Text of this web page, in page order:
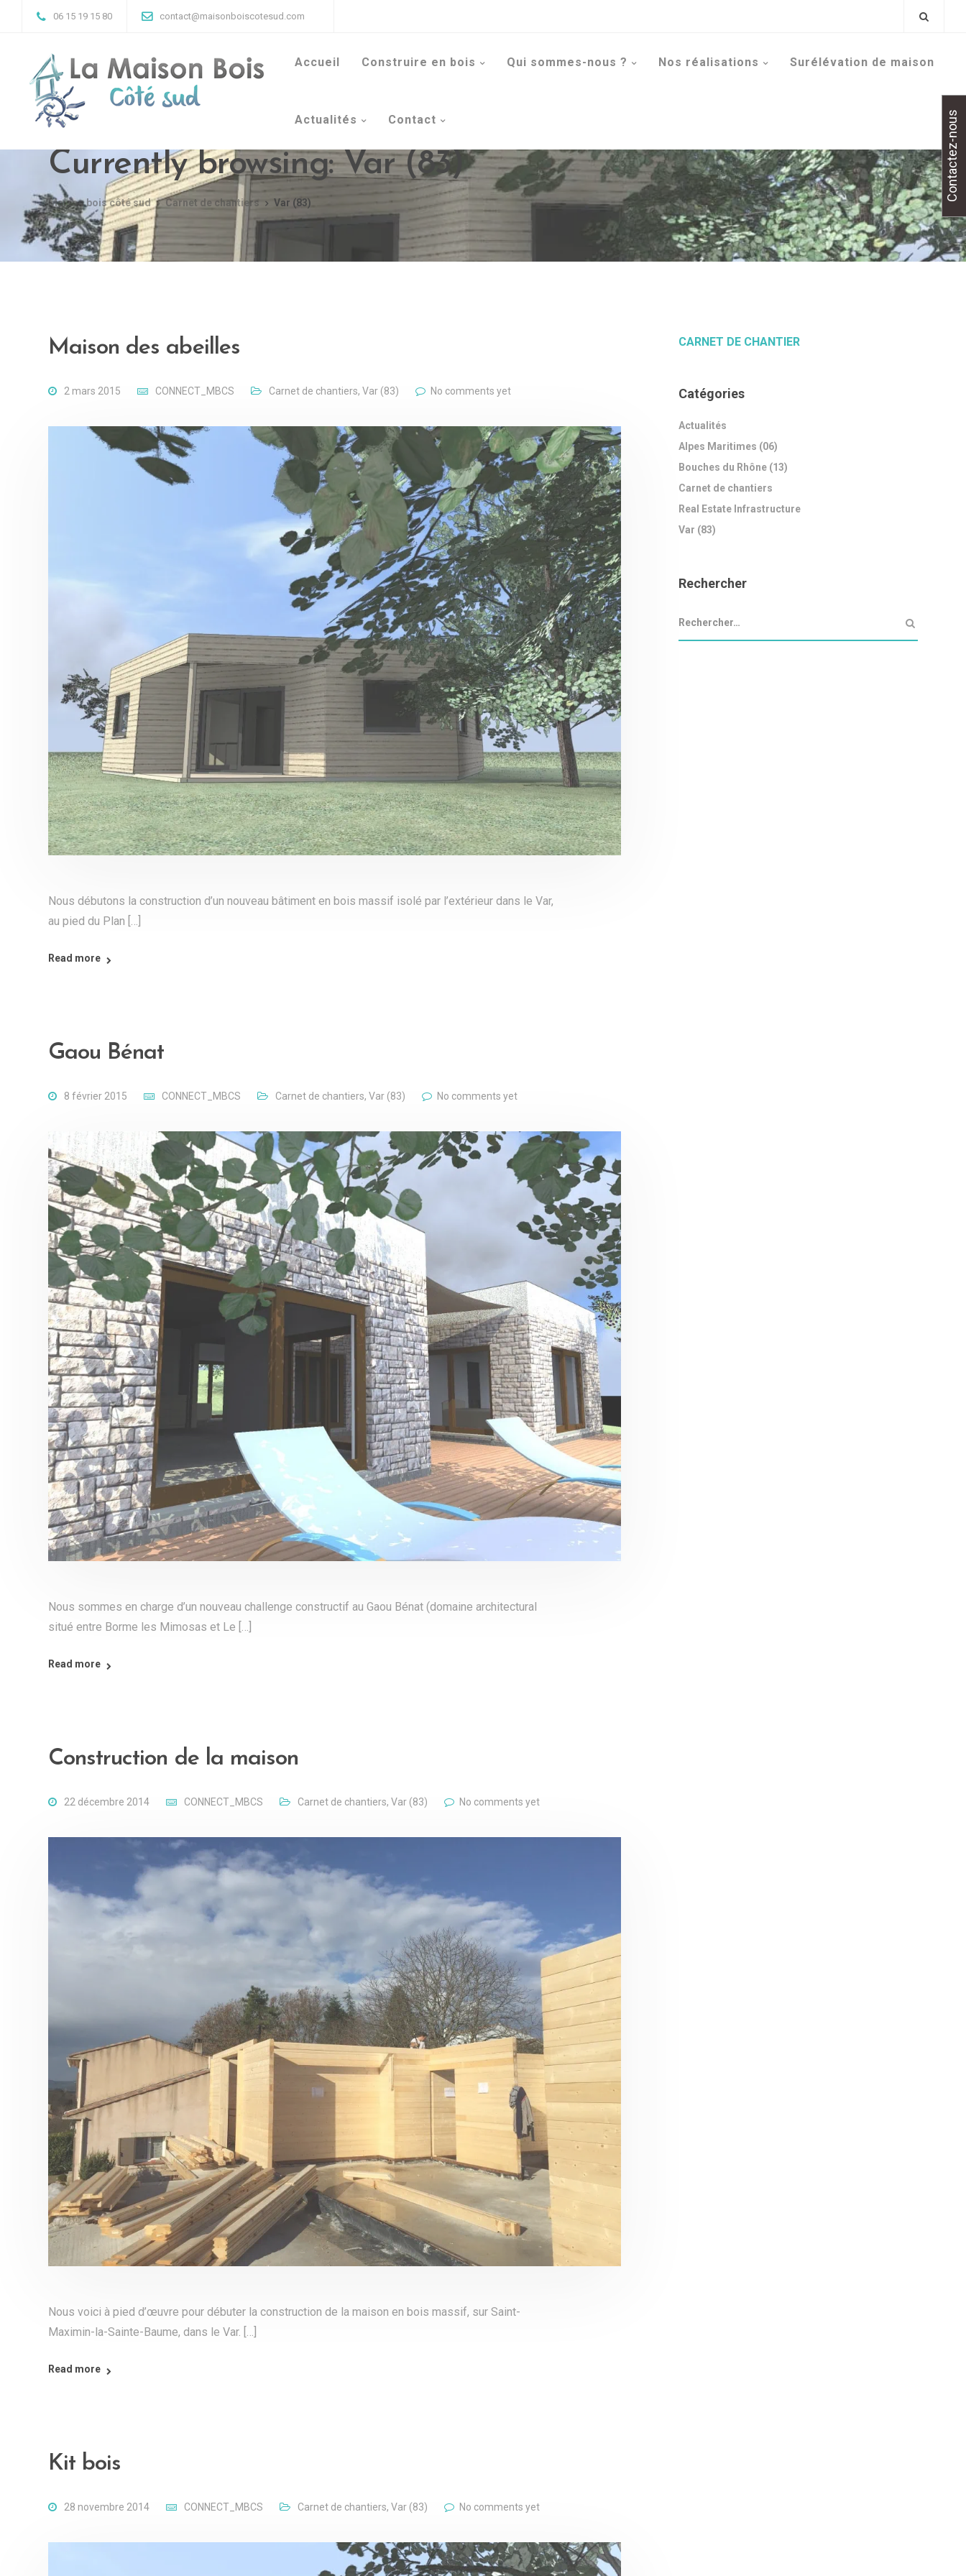
06 15 19 15 80 contact@maisonboiscotesud.com
Accueil Construire en bois Qui sommes-nous ? Nos réalisations Surélévation de maison
Actualités Contact
Currently browsing: Var (83)
Maison bois côté sud Carnet de chantiers Var (83)
Maison des abeilles
2 mars 2015 CONNECT_MBCS Carnet de chantiers, Var (83) No comments yet
Nous débutons la construction d’un nouveau bâtiment en bois massif isolé par l’extérieur dans le Var,
au pied du Plan […]
Read more
Gaou Bénat
8 février 2015 CONNECT_MBCS Carnet de chantiers, Var (83) No comments yet
Nous sommes en charge d’un nouveau challenge constructif au Gaou Bénat (domaine architectural
situé entre Borme les Mimosas et Le […]
Read more
Construction de la maison
22 décembre 2014 CONNECT_MBCS Carnet de chantiers, Var (83) No comments yet
Nous voici à pied d’œuvre pour débuter la construction de la maison en bois massif, sur Saint-
Maximin-la-Sainte-Baume, dans le Var. […]
Read more
Kit bois
28 novembre 2014 CONNECT_MBCS Carnet de chantiers, Var (83) No comments yet
CARNET DE CHANTIER
Catégories
Actualités
Alpes Maritimes (06)
Bouches du Rhône (13)
Carnet de chantiers
Real Estate Infrastructure
Var (83)
Rechercher
Contactez-nous